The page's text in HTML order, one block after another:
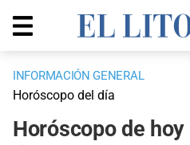
INFORMACIÓN GENERAL
Horóscopo del día
Horóscopo de